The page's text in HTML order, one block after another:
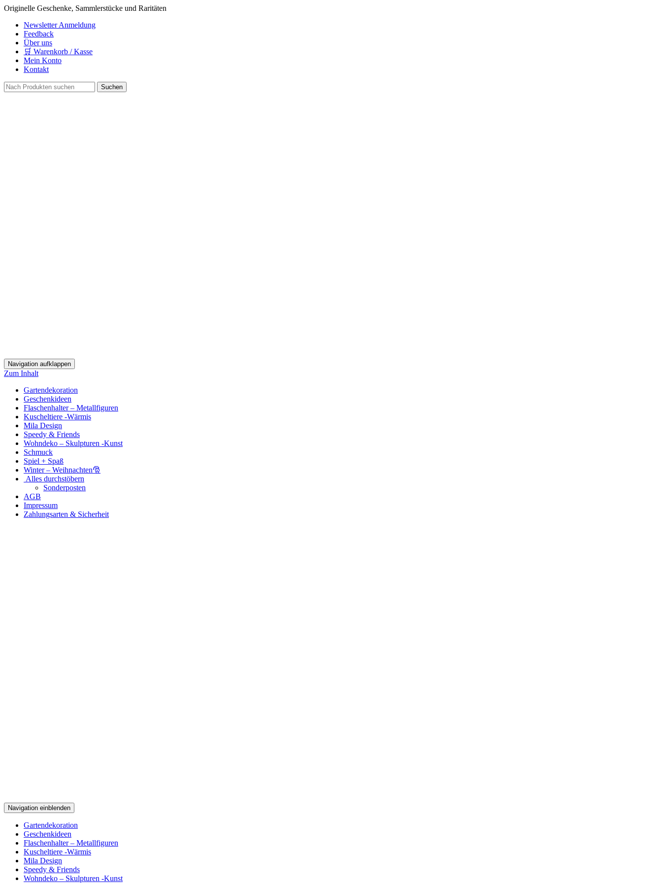
Originelle Geschenke, Sammlerstücke und Raritäten
Newsletter Anmeldung
Feedback
Über uns
🛒 Warenkorb / Kasse
Mein Konto
Kontakt
Navigation aufklappen
Zum Inhalt
Gartendekoration
Geschenkideen
Flaschenhalter – Metallfiguren
Kuscheltiere -Wärmis
Mila Design
Speedy & Friends
Wohndeko – Skulpturen -Kunst
Schmuck
Spiel + Spaß
Winter – Weihnachten🎅
Alles durchstöbern
Sonderposten
AGB
Impressum
Zahlungsarten & Sicherheit
Navigation einblenden
Gartendekoration
Geschenkideen
Flaschenhalter – Metallfiguren
Kuscheltiere -Wärmis
Mila Design
Speedy & Friends
Wohndeko – Skulpturen -Kunst